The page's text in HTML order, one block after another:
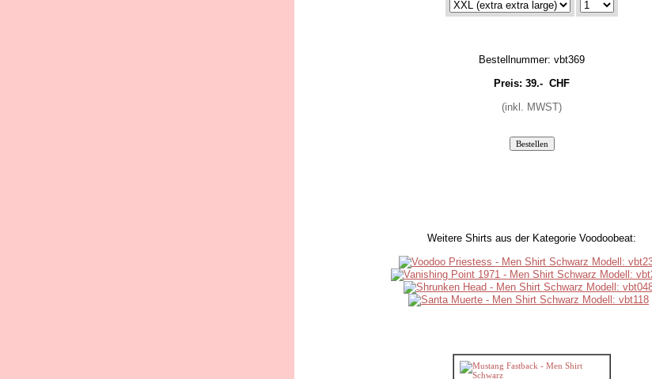
Bestellnummer: vbt369
Preis: 39.- CHF
(inkl. MWST)
Weitere Shirts aus der Kategorie Voodoobeat: